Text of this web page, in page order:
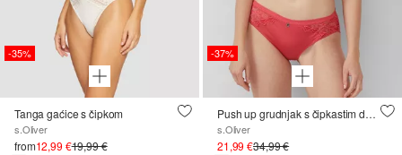
-35%
Tanga gaćice s čipkom
s.Oliver
from12,99 €19,99 €
-37%
Push up grudnjak s čipkastim detaljem
s.Oliver
21,99 €34,99 €